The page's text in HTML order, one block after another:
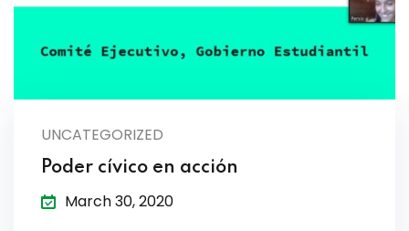
UNCATEGORIZED
Poder cívico en acción
March 30, 2020